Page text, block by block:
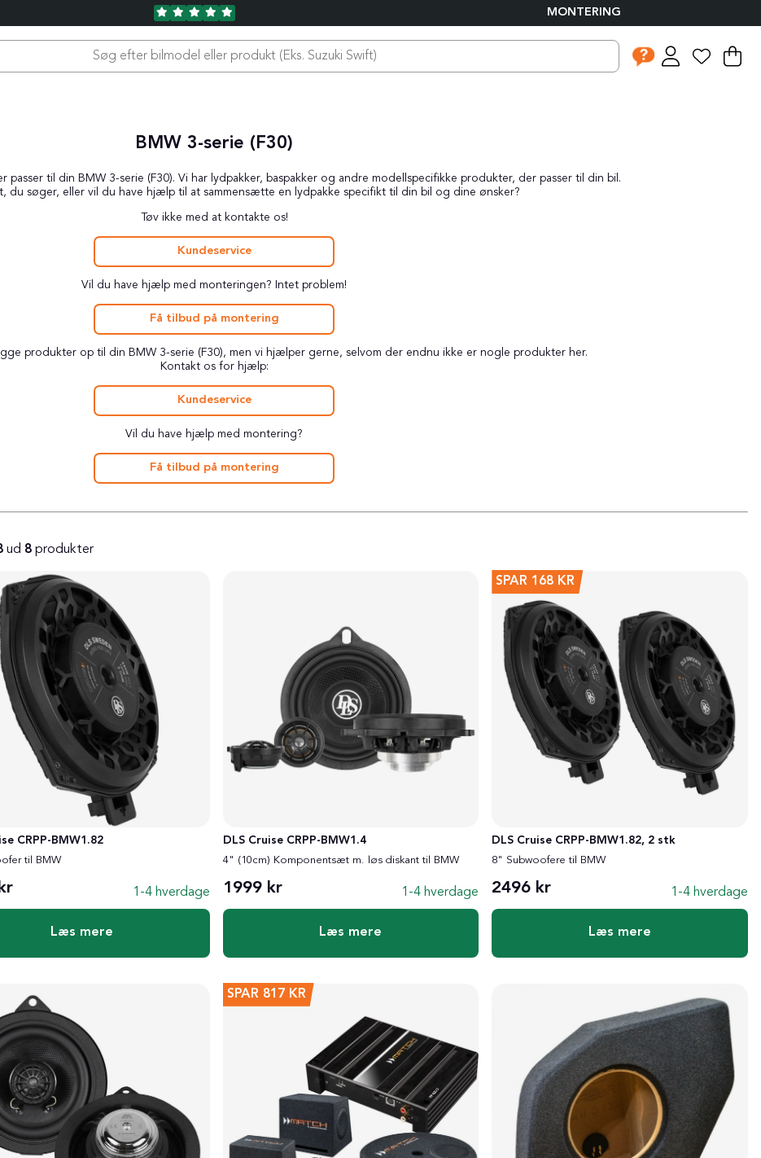
MONTERING
.
BMW 3-serie (F30)
til din BMW 3-serie (F30). Vi har lydpakker, baspakker og andre modellspecifikke produkter, der passer til din bil.
du søger, eller vil du have hjælp til at sammensætte en lydpakke specifikt til din bil og dine ønsker?
Tøv ikke med at kontakte os!
Kundeservice
Vil du have hjælp med monteringen? Intet problem!
Få tilbud på montering
produkter op til din BMW 3-serie (F30), men vi hjælper gerne, selvom der endnu ikke er nogle produkter her.
Kontakt os for hjælp:
Kundeservice
Vil du have hjælp med montering?
Få tilbud på montering
ud 8 produkter
CRPP-BMW1.82
til BMW
1-4 hverdage
Læs mere
DLS Cruise CRPP-BMW1.4
4" (10cm) Komponentsæt m. løs diskant til BMW
1999 kr 1-4 hverdage
Læs mere
SPAR 168 KR
DLS Cruise CRPP-BMW1.82, 2 stk
8" Subwoofere til BMW
2496 kr 1-4 hverdage
Læs mere
SPAR 817 KR